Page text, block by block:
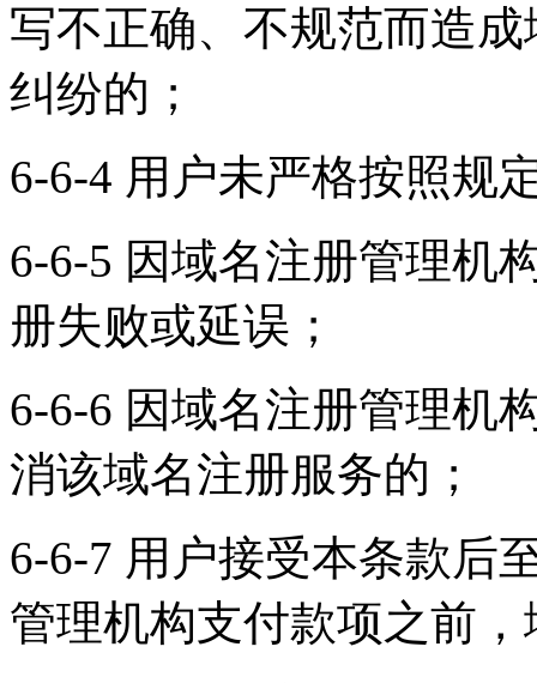
写不正确、不规范而造
纠纷的；
6-6-4 用户未严格按照规
6-6-5 因域名注册管理机
册失败或延误；
6-6-6 因域名注册管理机
消该域名注册服务的；
6-6-7 用户接受本条款后
管理机构支付款项之前